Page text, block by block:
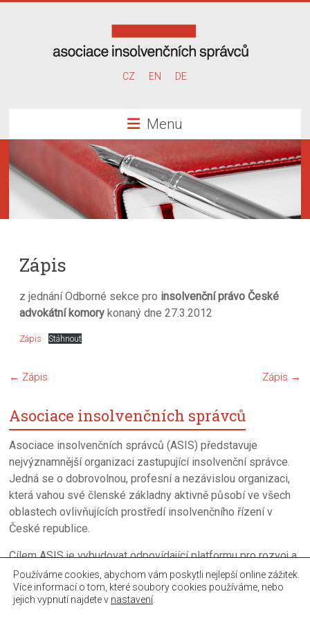
správců
CZ EN DE
Menu
Zápis
z jednání Odborné sekce pro insolvenční právo České
advokátní komory konaný dne 27.3.2012
Zápis Stáhnout
← Zápis Zápis →
Asociace insolvenčních správců
Asociace insolvenčních správců (ASIS) představuje
nejvýznamnější organizaci zastupující insolvenční správce.
Jedná se o dobrovolnou, profesní a nezávislou organizaci,
která vahou své členské základny aktivně působí ve všech
oblastech ovlivňujících prostředí insolvenčního řízení v
České republice.
Cílem ASIS je vybudovat odpovídající platformu pro rozvoj a
neustalé zkvalitňováni úpadkového řízení a činnosti
insolvenčních správců.
Používáme cookies, abychom vám poskytli nejlepší online zážitek.
Více informací o tom, které soubory cookies používáme, nebo
jejich vypnutí najdete v nastavení